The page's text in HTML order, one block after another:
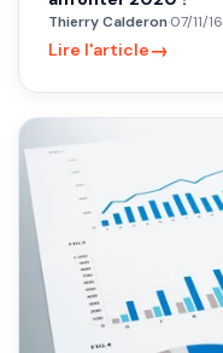
Thierry Calderon·07/11/16
Lire l'article→